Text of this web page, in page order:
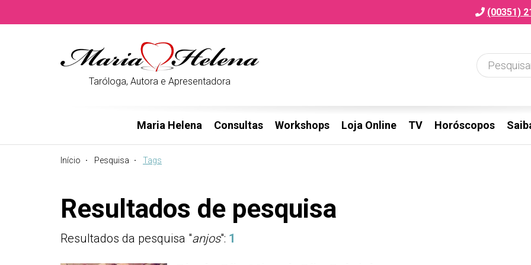
(00351)
Taróloga, Autora e Apresentadora
Maria Helena Consultas Workshops Loja Online TV Horóscopos
Início Pesquisa Tags
Resultados de pesquisa
Resultados da pesquisa "anjos": 1